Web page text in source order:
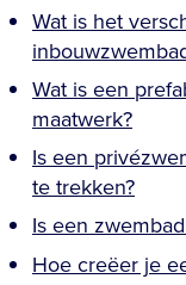
Wat is het
Wat is een
maatwerk?
Is een
te trekken?
Is een
Hoe creëer je